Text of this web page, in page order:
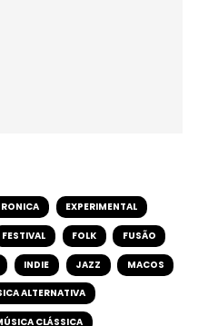
EXPERIMENTAL
FESTIVAL FOLK FUSÃO
INDIE JAZZ MACOS
ALTERNATIVA
CLÁSSICA